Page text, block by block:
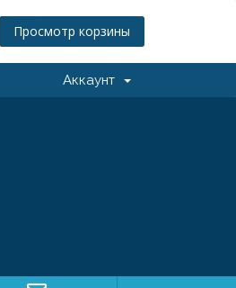
Просмотр корзины
Аккаунт